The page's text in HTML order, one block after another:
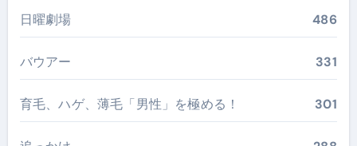
日曜劇場 486
バウアー 331
育毛、ハゲ、薄毛「男性」を極める！ 301